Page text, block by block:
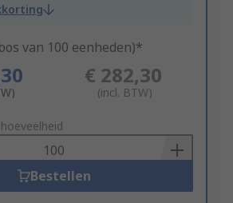
van 100 eenheden)*
€ 282,30
(incl. BTW)
Bestellen